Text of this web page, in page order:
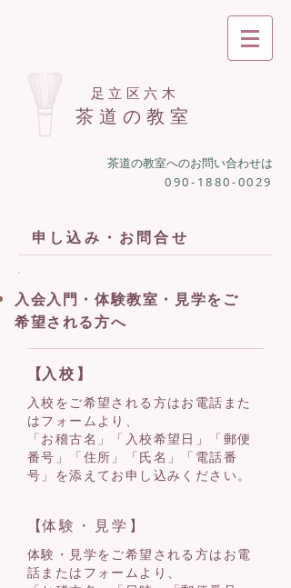
足立区六木
茶道の教室
茶道の教室へのお問い合わせは
090-1880-0029
申し込み・お問合せ
入会入門・体験教室・見学をご
希望される方へ
【入校 】
入校をご希望される方はお電話また
はフォームより、
「お稽古名」「入校希望日」「郵便
番号」「住所」「氏名」「電話番
号」を添えてお申し込みください。
【体験・見学 】
体験・見学をご希望される方はお電
話またはフォームより、